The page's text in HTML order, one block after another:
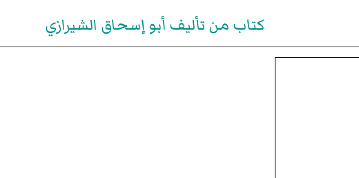
كتاب من تأليف أبو إسحاق الشيرازي